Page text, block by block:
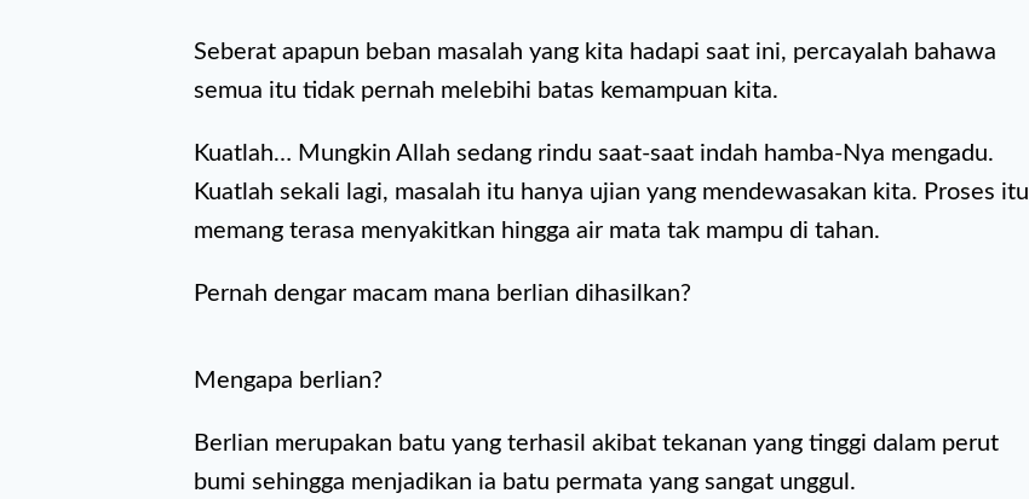
Seberat apapun beban masalah yang kita hadapi saat ini, percayalah bahawa
semua itu tidak pernah melebihi batas kemampuan kita.
Kuatlah… Mungkin Allah sedang rindu saat-saat indah hamba-Nya mengadu.
Kuatlah sekali lagi, masalah itu hanya ujian yang mendewasakan kita. Proses itu
memang terasa menyakitkan hingga air mata tak mampu di tahan.
Pernah dengar macam mana berlian dihasilkan?
Mengapa berlian?
Berlian merupakan batu yang terhasil akibat tekanan yang tinggi dalam perut
bumi sehingga menjadikan ia batu permata yang sangat unggul.